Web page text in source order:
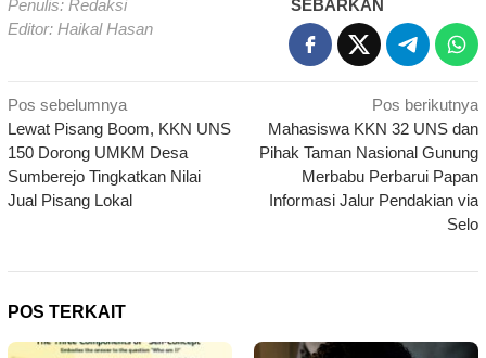
Penulis: Redaksi
Editor: Haikal Hasan
SEBARKAN
Navigasi
pos
Pos sebelumnya
Lewat Pisang Boom, KKN UNS
150 Dorong UMKM Desa
Sumberejo Tingkatkan Nilai
Jual Pisang Lokal
Pos berikutnya
Mahasiswa KKN 32 UNS dan
Pihak Taman Nasional Gunung
Merbabu Perbarui Papan
Informasi Jalur Pendakian via
Selo
POS TERKAIT